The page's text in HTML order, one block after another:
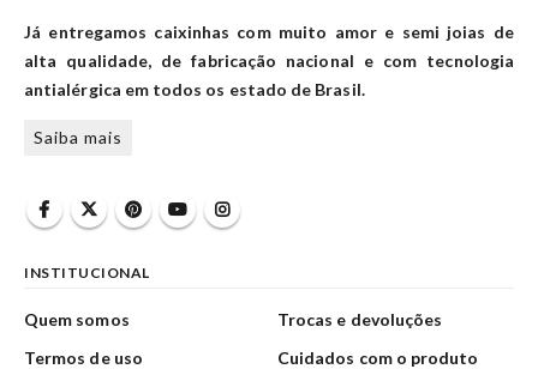
Já entregamos caixinhas com muito amor e semi joias de
alta qualidade, de fabricação nacional e com tecnologia
antialérgica em todos os estado de Brasil.
Saiba mais
INSTITUCIONAL
Quem somos
Termos de uso
Trocas e devoluções
Cuidados com o produto